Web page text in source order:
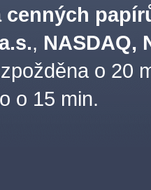
cenných
, NASDAQ,
o 20
o 15 min.